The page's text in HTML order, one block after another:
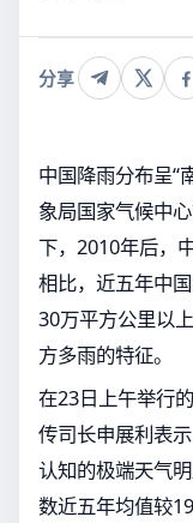
分享
中国降雨分布呈“
象局国家气候中
下，2010年后，
相比，近五年中
30万平方公里以
方多雨的特征。
在23日上午举行
传司长申展利表
认知的极端天气
数近五年均值较